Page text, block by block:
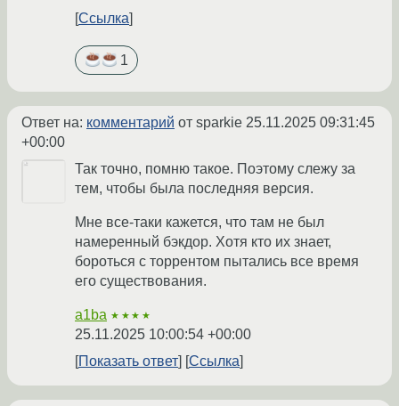
Ссылка
1
Ответ на: комментарий от sparkie 25.11.2025 09:31:45
+00:00
Так точно, помню такое. Поэтому слежу за
тем, чтобы была последняя версия.
Мне все-таки кажется, что там не был
намеренный бэкдор. Хотя кто их знает,
бороться с торрентом пытались все время
его существования.
a1ba ★★★★
25.11.2025 10:00:54 +00:00
Показать ответ
Ссылка